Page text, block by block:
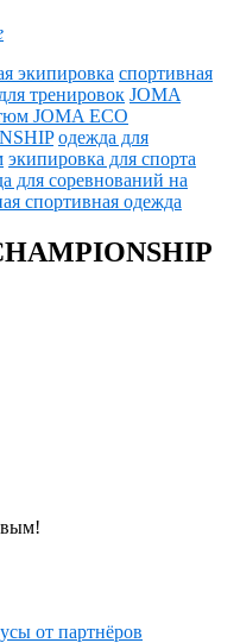
экипировка спортивная
тренировок JOMA
JOMA ECO
одежда для
экипировка для спорта
для соревнований на
спортивная одежда
от партнёров